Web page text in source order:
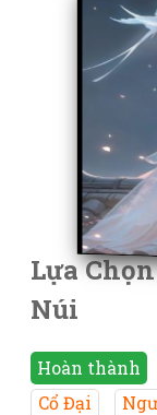
Lựa
Núi
Hoàn thành
Cổ Đại